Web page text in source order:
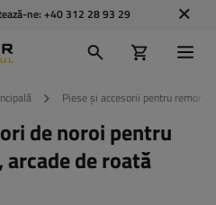
ne: +40 312 28 93 29
Piese și accesorii pentru remorci
de noroi pentru
de roată